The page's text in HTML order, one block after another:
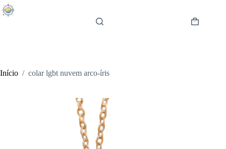
Pular
para
Carrinho
Início / colar lgbt nuvem arco-íris